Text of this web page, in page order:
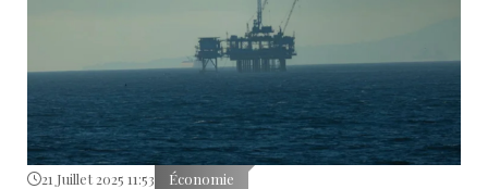
21 Juillet 2025 11:53 Économie